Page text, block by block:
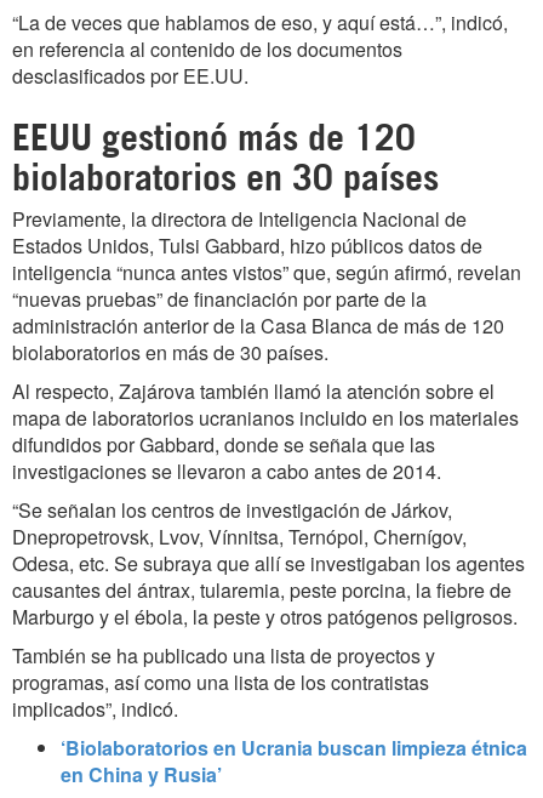
“La de veces que hablamos de eso, y aquí está…”, indicó,
en referencia al contenido de los documentos
desclasificados por EE.UU.
EEUU gestionó más de 120
biolaboratorios en 30 países
Previamente, la directora de Inteligencia Nacional de
Estados Unidos, Tulsi Gabbard, hizo públicos datos de
inteligencia “nunca antes vistos” que, según afirmó, revelan
“nuevas pruebas” de financiación por parte de la
administración anterior de la Casa Blanca de más de 120
biolaboratorios en más de 30 países.
Al respecto, Zajárova también llamó la atención sobre el
mapa de laboratorios ucranianos incluido en los materiales
difundidos por Gabbard, donde se señala que las
investigaciones se llevaron a cabo antes de 2014.
“Se señalan los centros de investigación de Járkov,
Dnepropetrovsk, Lvov, Vínnitsa, Ternópol, Chernígov,
Odesa, etc. Se subraya que allí se investigaban los agentes
causantes del ántrax, tularemia, peste porcina, la fiebre de
Marburgo y el ébola, la peste y otros patógenos peligrosos.
También se ha publicado una lista de proyectos y
programas, así como una lista de los contratistas
implicados”, indicó.
‘Biolaboratorios en Ucrania buscan limpieza étnica
en China y Rusia’